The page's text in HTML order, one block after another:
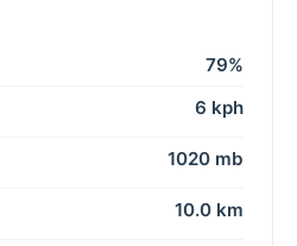
79%
6 kph
1020 mb
10.0 km